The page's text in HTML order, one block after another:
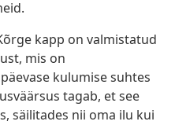
kapp on valmistatud
mis on
kulumise suhtes
tagab, et see
säilitades nii oma ilu kui